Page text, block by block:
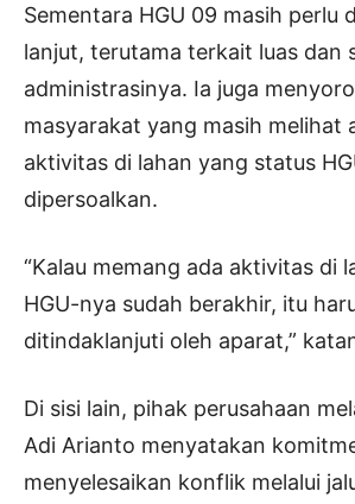
Sementara HGU 09 masih perlu
lanjut, terutama terkait luas dan
administrasinya. Ia juga
masyarakat yang masih melihat
aktivitas di lahan yang status
dipersoalkan.
“Kalau memang ada aktivitas di
HGU-nya sudah berakhir, itu
ditindaklanjuti oleh aparat,”
Di sisi lain, pihak perusahaan
Adi Arianto menyatakan
menyelesaikan konflik melalui